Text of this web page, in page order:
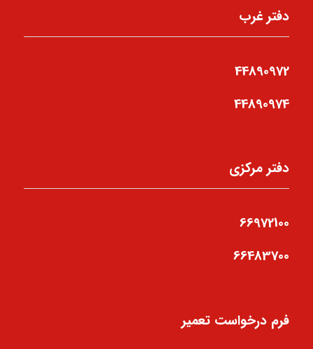
دفتر غرب
44890972
44890974
دفتر مرکزی
66972100
66483700
فرم درخواست تعمیر